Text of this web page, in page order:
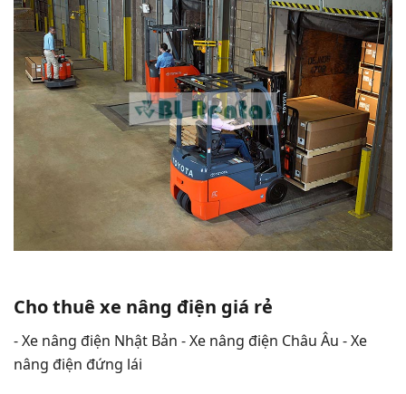
Cho thuê xe nâng điện giá rẻ
- Xe nâng điện Nhật Bản - Xe nâng điện Châu Âu - Xe
nâng điện đứng lái